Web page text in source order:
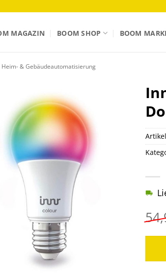
MAGAZIN BOOM SHOP BOOM
Heim- & Gebäudeautomatisierung